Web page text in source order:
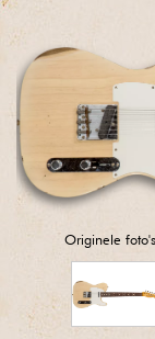
Synths &
Home-
Microfoon
DJ
Originele